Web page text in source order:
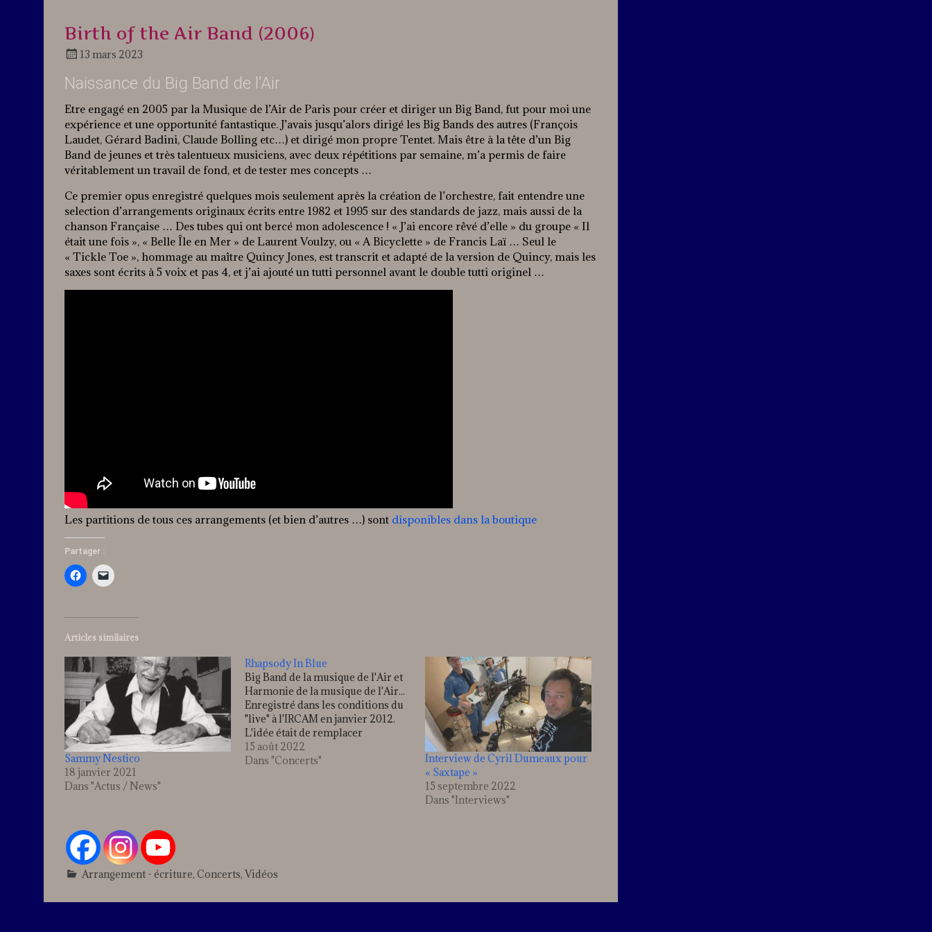
Birth of the Air Band (2006)
13 mars 2023
Jazz
Naissance du Big Band de l’Air
Etre engagé en 2005 par la Musique de l’Air de Paris pour créer et diriger un Big Band, fut pour moi une
expérience et une opportunité fantastique. J’avais jusqu’alors dirigé les Big Bands des autres (François
Laudet, Gérard Badini, Claude Bolling etc…) et dirigé mon propre Tentet. Mais être à la tête d’un Big
Band de jeunes et très talentueux musiciens, avec deux répétitions par semaine, m’a permis de faire
véritablement un travail de fond, et de tester mes concepts …
Ce premier opus enregistré quelques mois seulement après la création de l’orchestre, fait entendre une
selection d’arrangements originaux écrits entre 1982 et 1995 sur des standards de jazz, mais aussi de la
chanson Française … Des tubes qui ont bercé mon adolescence ! « J’ai encore rêvé d’elle » du groupe « Il
était une fois », « Belle Île en Mer » de Laurent Voulzy, ou « A Bicyclette » de Francis Laï … Seul le
« Tickle Toe », hommage au maître Quincy Jones, est transcrit et adapté de la version de Quincy, mais les
saxes sont écrits à 5 voix et pas 4, et j’ai ajouté un tutti personnel avant le double tutti originel …
Les partitions de tous ces arrangements (et bien d’autres …) sont disponibles dans la boutique
Partager :
Articles similaires
Sammy Nestico
18 janvier 2021
Dans "Actus / News"
Rhapsody In Blue
Big Band de la musique de l'Air et
Harmonie de la musique de l'Air...
Enregistré dans les conditions du
"live" à l'IRCAM en janvier 2012.
L'idée était de remplacer
totalement la partie de piano par le
Big Band... Vous n'entendrez donc
15 août 2022
Dans "Concerts"
Interview de Cyril Dumeaux pour
« Saxtape »
15 septembre 2022
Dans "Interviews"
Arrangement - écriture, Concerts, Vidéos
a